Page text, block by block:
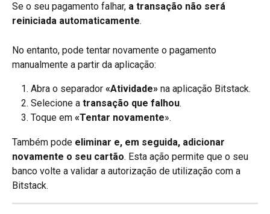
Se o seu pagamento falhar, a transação não será
reiniciada automaticamente.
No entanto, pode tentar novamente o pagamento
manualmente a partir da aplicação:
Abra o separador «Atividade» na aplicação Bitstack.
Selecione a transação que falhou.
Toque em «Tentar novamente».
Também pode eliminar e, em seguida, adicionar
novamente o seu cartão. Esta ação permite que o seu
banco volte a validar a autorização de utilização com a
Bitstack.